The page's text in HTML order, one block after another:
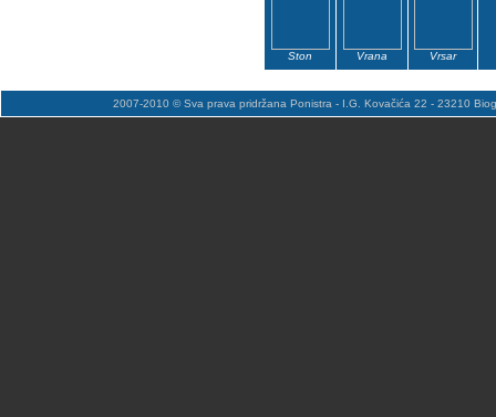
Ston Vrana Vrsar
2007-2010 © Sva prava pridržana Ponistra - I.G. Kovačića 22 - 23210